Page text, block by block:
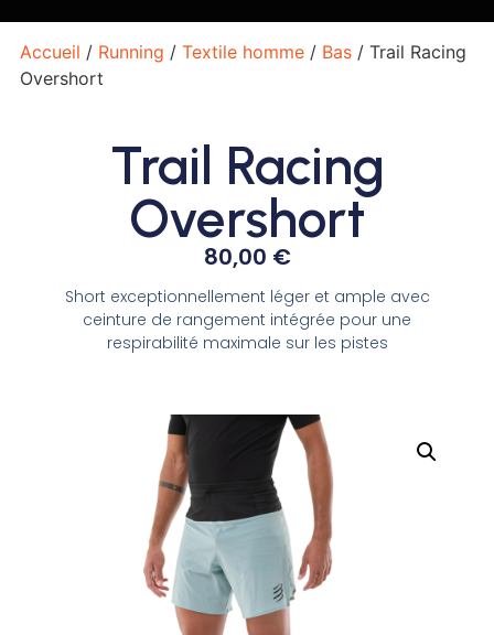
Accueil / Running / Textile homme/ Bas/ Trail Racing
Overshort
Trail Racing
Overshort
80,00 €
Short exceptionnellement léger et ample avec
ceinture de rangement intégrée pour une
respirabilité maximale sur les pistes